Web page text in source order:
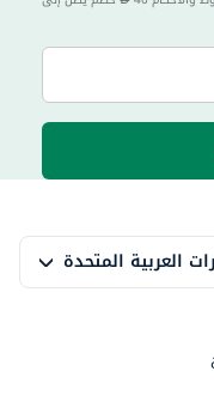
العربية المتحدة